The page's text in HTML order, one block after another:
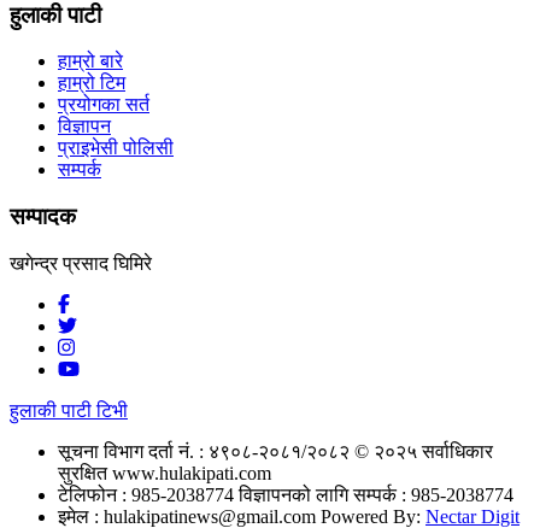
हुलाकी पाटी
हाम्रो बारे
हाम्रो टिम
प्रयोगका सर्त
विज्ञापन
प्राइभेसी पोलिसी
सम्पर्क
सम्पादक
खगेन्द्र प्रसाद घिमिरे
हुलाकी पाटी टिभी
सूचना विभाग दर्ता नं. : ४९०८-२०८१/२०८२ © २०२५ सर्वाधिकार
सुरक्षित www.hulakipati.com
टेलिफोन : 985-2038774विज्ञापनको लागि सम्पर्क : 985-2038774
इमेल : hulakipatinews@gmail.com Powered By: Nectar Digit